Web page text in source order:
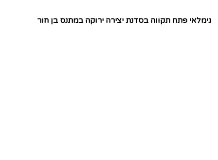
גימלאי פתח תקווה בסדנת יצירה ירוקה במתנס בן חור